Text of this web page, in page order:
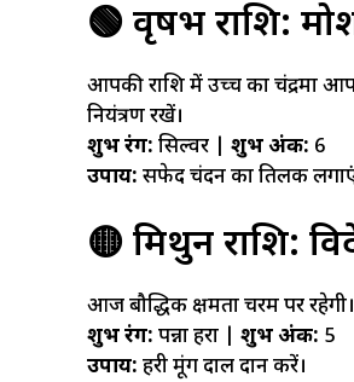
🟢 वृषभ राशि:
आपकी राशि में उच्च का चंद्रमा
नियंत्रण रखें।
शुभ रंग: सिल्वर | शुभ अंक: 6
उपाय: सफेद चंदन का तिलक
🟡 मिथुन राशि:
आज बौद्धिक क्षमता चरम पर
शुभ रंग: पन्ना हरा | शुभ अंक: 5
उपाय: हरी मूंग दाल दान करें।